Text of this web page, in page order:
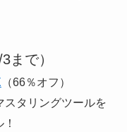
まで）
（66％オフ）
スタリングツールを